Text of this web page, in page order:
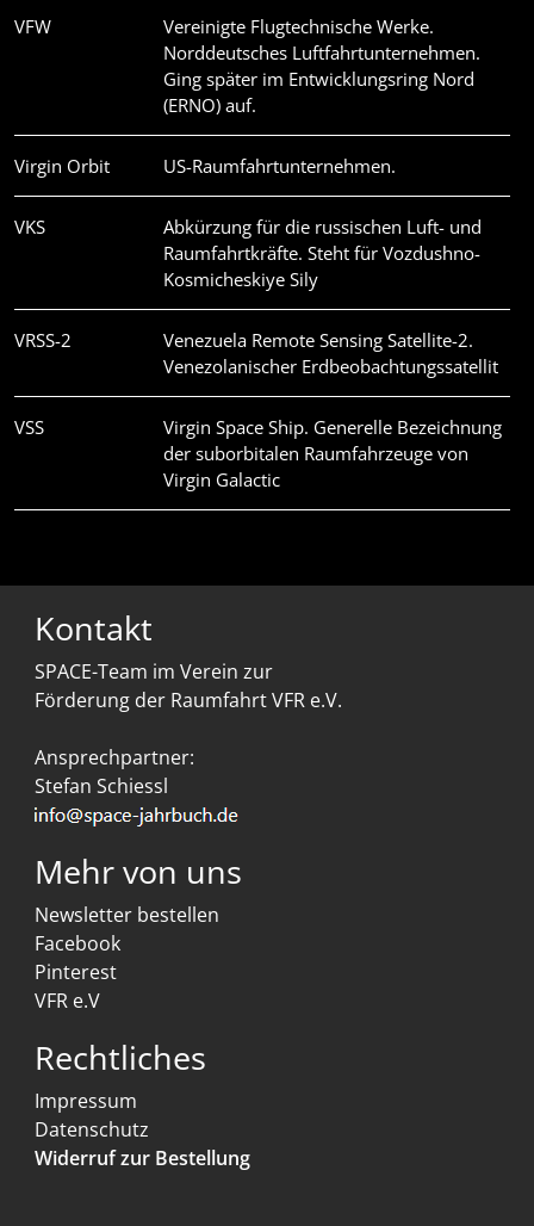
VFW
Vereinigte Flugtechnische Werke.
Norddeutsches Luftfahrtunternehmen.
Ging später im Entwicklungsring Nord
(ERNO) auf.
Virgin Orbit US-Raumfahrtunternehmen.
VKS
Abkürzung für die russischen Luft- und
Raumfahrtkräfte. Steht für Vozdushno-
Kosmicheskiye Sily
VRSS-2
Venezuela Remote Sensing Satellite-2.
Venezolanischer Erdbeobachtungssatellit
VSS
Virgin Space Ship. Generelle Bezeichnung
der suborbitalen Raumfahrzeuge von
Virgin Galactic
Kontakt
SPACE-Team im Verein zur
Förderung der Raumfahrt VFR e.V.
Ansprechpartner:
Stefan Schiessl
Mehr von uns
Newsletter bestellen
Facebook
Pinterest
VFR e.V
Rechtliches
Impressum
Datenschutz
Widerruf zur Bestellung